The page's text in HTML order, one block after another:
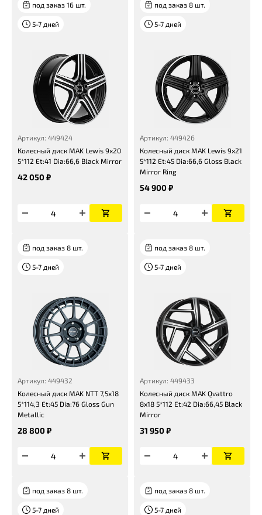
под заказ 16 шт.
5-7 дней
Артикул: 449424
Колесный диск MAK Lewis 9x20
5*112 Et:41 Dia:66,6 Black Mirror
42 050 ₽
под заказ 8 шт.
5-7 дней
Артикул: 449426
Колесный диск MAK Lewis 9x21
5*112 Et:45 Dia:66,6 Gloss Black
Mirror Ring
54 900 ₽
под заказ 8 шт.
5-7 дней
Артикул: 449432
Колесный диск MAK NTT 7,5x18
5*114,3 Et:45 Dia:76 Gloss Gun
Metallic
28 800 ₽
под заказ 8 шт.
5-7 дней
Артикул: 449433
Колесный диск MAK Qvattro
8x18 5*112 Et:42 Dia:66,45 Black
Mirror
31 950 ₽
под заказ 8 шт.
5-7 дней
под заказ 8 шт.
5-7 дней